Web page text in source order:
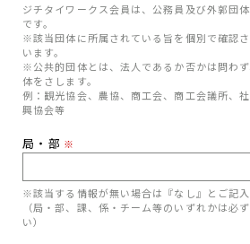
ジチタイワークス会員は、公務員及び外郭団
です。
※該当団体に所属されている旨を個別で確認
います。
※公共的団体とは、法人であるか否かは問わ
体をさします。
例：観光協会、農協、商工会、商工会議所、
興協会等
局・部 ※
※該当する情報が無い場合は『なし』とご記入
（局・部、課、係・チーム等のいずれかは必
い）